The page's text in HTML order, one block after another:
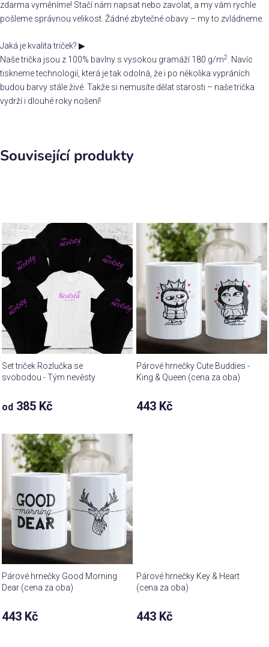
zdarma vyměníme! Stačí nám napsat nebo zavolat, a my vám rychle
pošleme správnou velikost. Žádné zbytečné obavy – my to zvládneme.
Jaká je kvalita triček? ▶
Naše trička jsou z 100% bavlny s vysokou gramáží 180 g/m2. Navíc
tiskneme technologií, která je tak odolná, že i po několika vypráních
budou barvy stále živé. Takže si nemusíte dělat starosti – naše trička
vydrží i dlouhé roky nošení!
Související produkty
Set triček Rozlučka se
svobodou - Tým nevěsty
od 385 Kč
Párové hrnečky Cute Buddies -
King & Queen (cena za oba)
443 Kč
Párové hrnečky Good Morning
Dear (cena za oba)
443 Kč
Párové hrnečky Key & Heart
(cena za oba)
443 Kč